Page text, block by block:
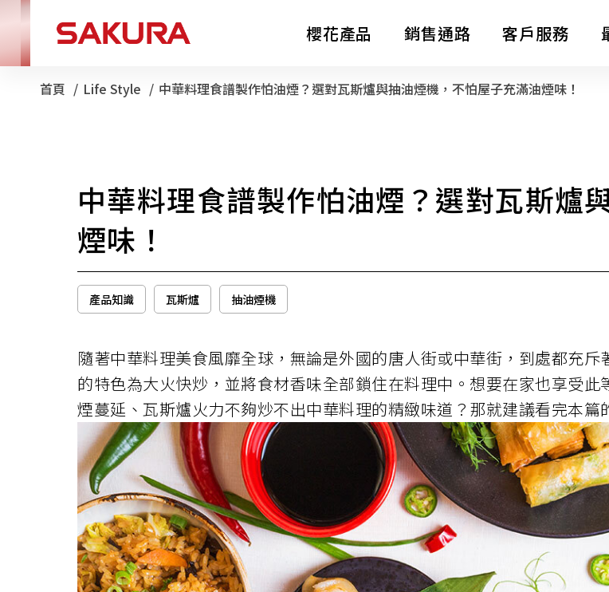
櫻花產品
淨水器 電子型錄
銷售通路 客戶服務
首頁 Life Style 目前頁面：
中華料理食譜製作怕油煙？選對瓦斯爐與抽油煙機，不怕屋子充滿油煙味！
中華料理食譜製作怕油煙？選對瓦斯爐
煙味！
產品知識 瓦斯爐 抽油煙機
隨著中華料理美食風靡全球，無論是外國的唐人街或中華街，到處都充
的特色為大火快炒，並將食材香味全部鎖住在料理中。想要在家也享受
煙蔓延、瓦斯爐火力不夠炒不出中華料理的精緻味道？那就建議看完本篇